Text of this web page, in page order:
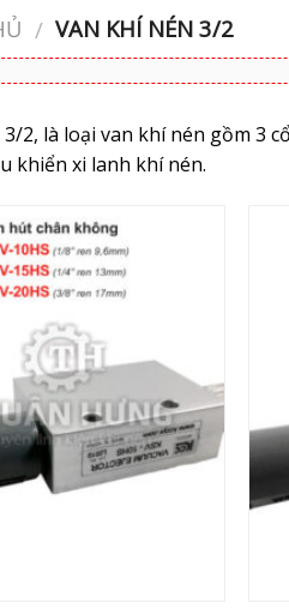
/ VAN KHÍ NÉN 3/2
2, là loại van khí nén gồm 3
khiển xi lanh khí nén.